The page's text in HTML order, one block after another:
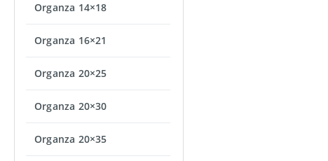
Organza 14×18
Organza 16×21
Organza 20×25
Organza 20×30
Organza 20×35